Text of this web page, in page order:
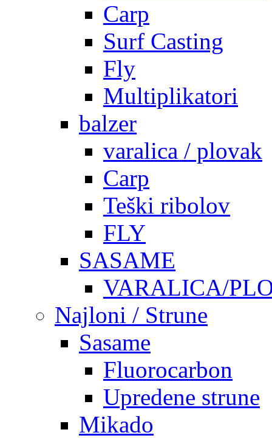
Carp
Surf Casting
Fly
Multiplikatori
balzer
varalica / plovak
Carp
Teški ribolov
FLY
SASAME
VARALICA/
Najloni / Strune
Sasame
Fluorocarbon
Upredene strune
Mikado